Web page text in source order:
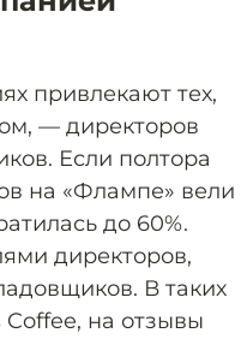
привлекают тех,
— директоров
Если полтора
на «Флампе» вели
до 60%.
директоров,
В таких
Coffee, на отзывы